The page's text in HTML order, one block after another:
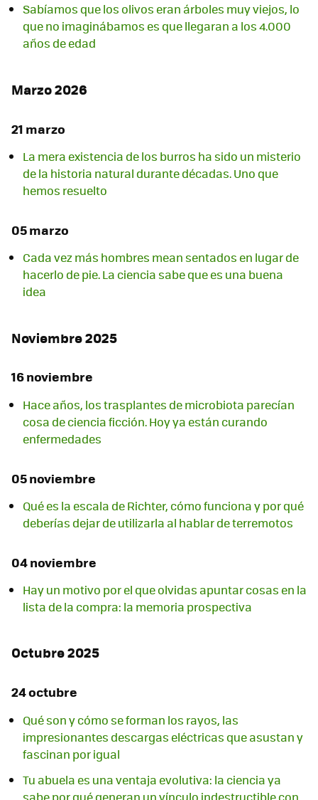
Sabíamos que los olivos eran árboles muy viejos, lo
que no imaginábamos es que llegaran a los 4.000
años de edad
Marzo 2026
21 marzo
La mera existencia de los burros ha sido un misterio
de la historia natural durante décadas. Uno que
hemos resuelto
05 marzo
Cada vez más hombres mean sentados en lugar de
hacerlo de pie. La ciencia sabe que es una buena
idea
Noviembre 2025
16 noviembre
Hace años, los trasplantes de microbiota parecían
cosa de ciencia ficción. Hoy ya están curando
enfermedades
05 noviembre
Qué es la escala de Richter, cómo funciona y por qué
deberías dejar de utilizarla al hablar de terremotos
04 noviembre
Hay un motivo por el que olvidas apuntar cosas en la
lista de la compra: la memoria prospectiva
Octubre 2025
24 octubre
Qué son y cómo se forman los rayos, las
impresionantes descargas eléctricas que asustan y
fascinan por igual
Tu abuela es una ventaja evolutiva: la ciencia ya
sabe por qué generan un vínculo indestructible con